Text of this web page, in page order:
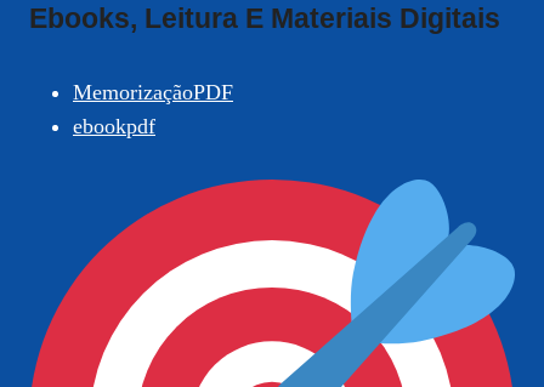
Ebooks, Leitura E Materiais Digitais
MemorizaçãoPDF
ebookpdf